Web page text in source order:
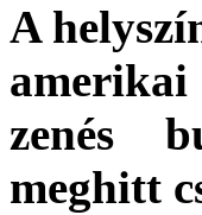
A
zenés
meghitt